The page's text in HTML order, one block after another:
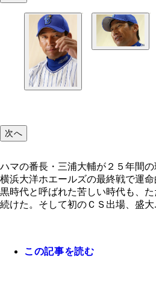
次へ
ハマの番長・三浦大輔が２５年間
横浜大洋ホエールズの最終戦で運
黒時代と呼ばれた苦しい時代も、
続けた。そして初のＣＳ出場、盛大
この記事を読む